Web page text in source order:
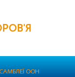
ООН